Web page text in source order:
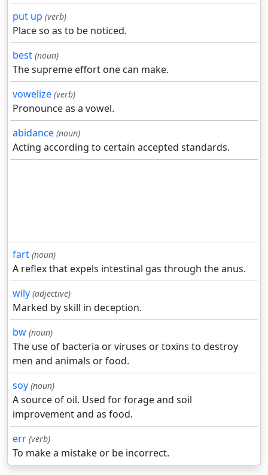
put up (verb)
Place so as to be noticed.
best (noun)
The supreme effort one can make.
vowelize (verb)
Pronounce as a vowel.
abidance (noun)
Acting according to certain accepted standards.
fart (noun)
A reflex that expels intestinal gas through the anus.
wily (adjective)
Marked by skill in deception.
bw (noun)
The use of bacteria or viruses or toxins to destroy
men and animals or food.
soy (noun)
A source of oil. Used for forage and soil
improvement and as food.
err (verb)
To make a mistake or be incorrect.